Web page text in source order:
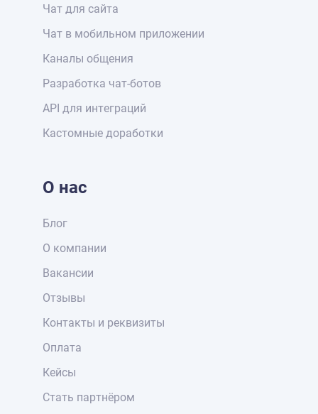
Чат для сайта
Чат в мобильном приложении
Каналы общения
Разработка чат-ботов
API для интеграций
Кастомные доработки
О нас
Блог
О компании
Вакансии
Отзывы
Контакты и реквизиты
Оплата
Кейсы
Стать партнёром